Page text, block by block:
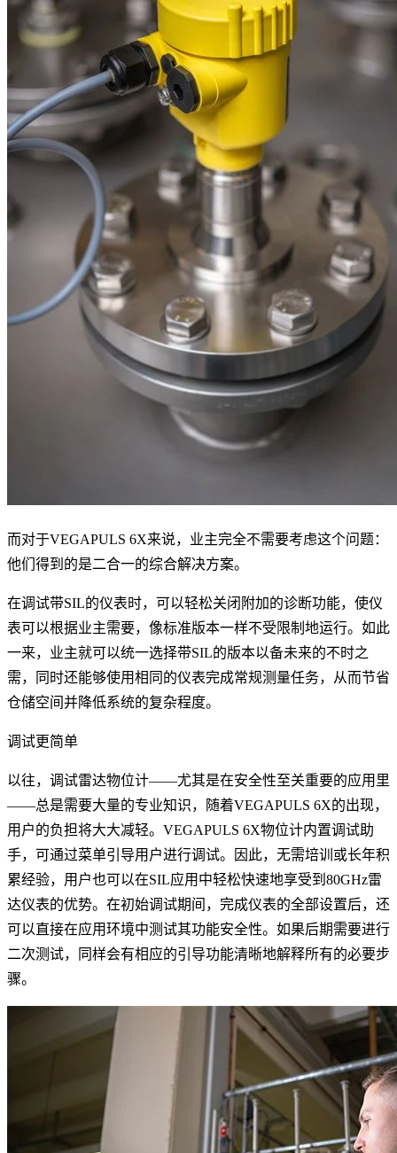
而对于VEGAPULS 6X来说，业主完全不需要考虑这个问题：
他们得到的是二合一的综合解决方案。
在调试带SIL的仪表时，可以轻松关闭附加的诊断功能，使仪
表可以根据业主需要，像标准版本一样不受限制地运行。如此
一来，业主就可以统一选择带SIL的版本以备未来的不时之
需，同时还能够使用相同的仪表完成常规测量任务，从而节省
仓储空间并降低系统的复杂程度。
调试更简单
以往，调试雷达物位计——尤其是在安全性至关重要的应用里
——总是需要大量的专业知识，随着VEGAPULS 6X的出现，
用户的负担将大大减轻。VEGAPULS 6X物位计内置调试助
手，可通过菜单引导用户进行调试。因此，无需培训或长年积
累经验，用户也可以在SIL应用中轻松快速地享受到80GHz雷
达仪表的优势。在初始调试期间，完成仪表的全部设置后，还
可以直接在应用环境中测试其功能安全性。如果后期需要进行
二次测试，同样会有相应的引导功能清晰地解释所有的必要步
骤。